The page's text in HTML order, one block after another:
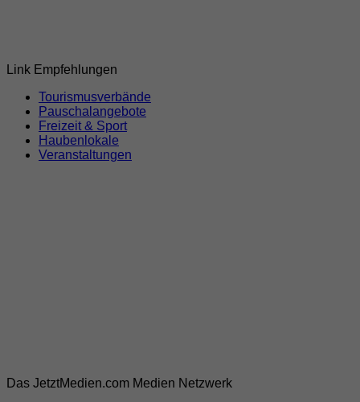
Link Empfehlungen
Tourismusverbände
Pauschalangebote
Freizeit & Sport
Haubenlokale
Veranstaltungen
Das JetztMedien.com Medien Netzwerk